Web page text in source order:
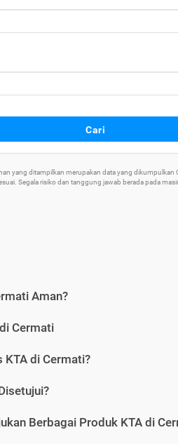
Cari
yang ditampilkan merupakan data yang
Segala risiko dan tanggung jawab berada pada
Aman?
Cermati
KTA di Cermati?
Berbagai Produk KTA di